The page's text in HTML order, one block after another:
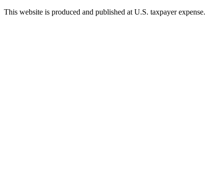
This website is produced and published at U.S. taxpayer expense.